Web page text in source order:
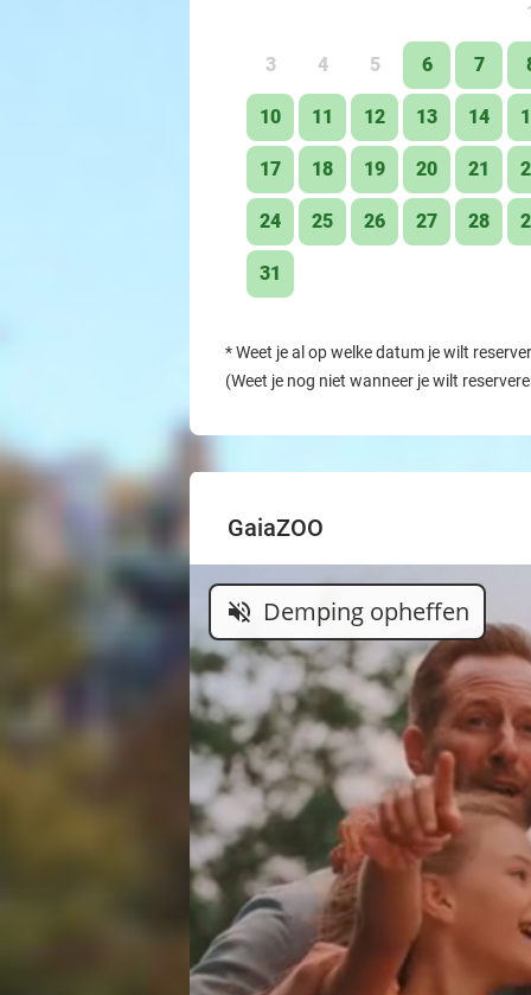
3 4 5 6 7
10 11 12 13 14
17 18 19 20 21
24 25 26 27 28
31
*Weet je al op welke datum je wilt
(Weet je nog niet wanneer je wilt
GaiaZOO
volume_off Demping opheffen